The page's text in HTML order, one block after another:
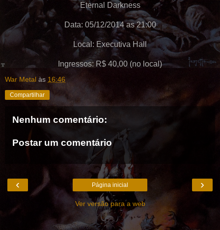
Eternal Darkness
Data: 05/12/2014 as 21:00
Local: Executiva Hall
Ingressos: R$ 40,00 (no local)
War Metal às 16:46
Compartilhar
Nenhum comentário:
Postar um comentário
‹ ›
Página inicial
Ver versão para a web